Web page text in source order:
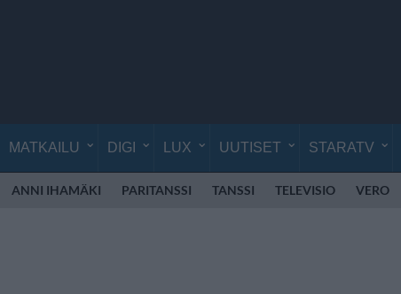
MATKAILU DIGI LUX UUTISET STARATV
ANNI IHAMÄKI PARITANSSI TANSSI TELEVISIO VERO